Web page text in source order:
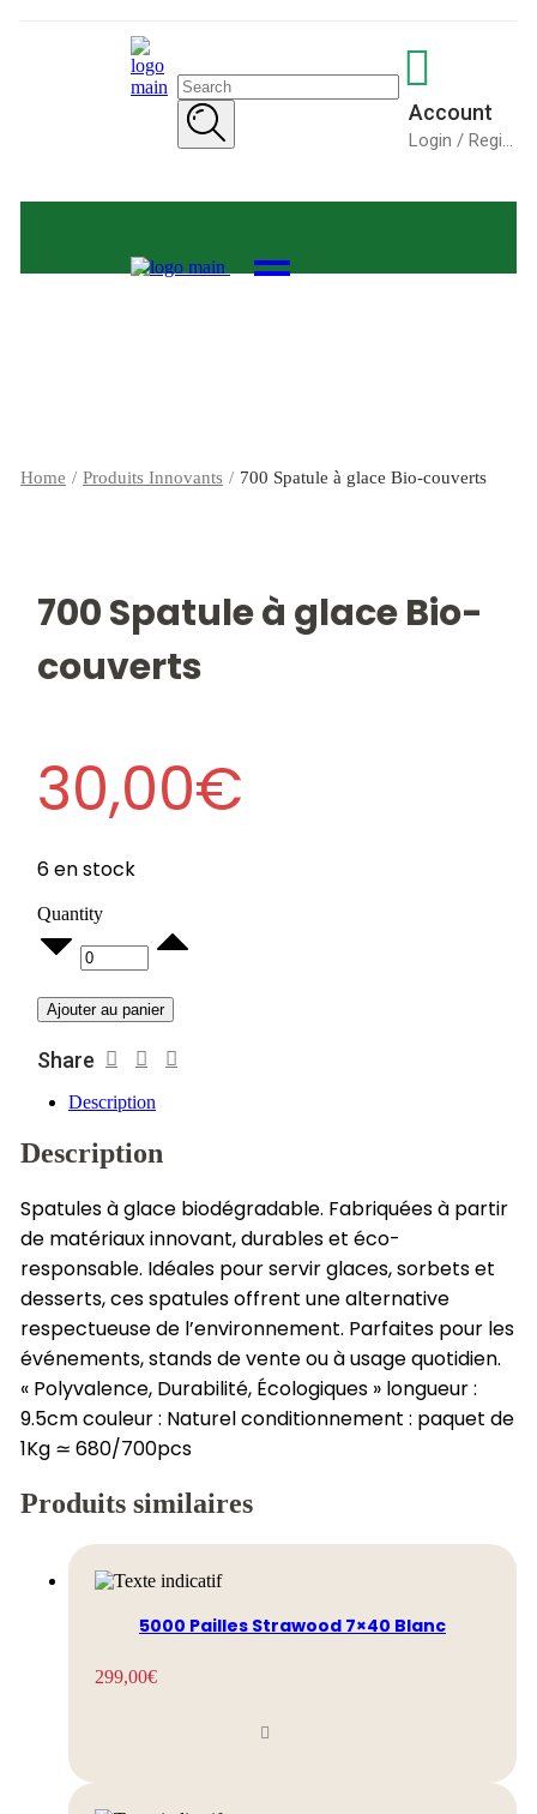
Search
for:
Account
Home Produits Innovants 700 Spatule à glace Bio-couverts
700 Spatule à glace Bio-
couverts
30,00€
6 en stock
Quantity
700
Spatule
glace
Bio-
quantity
Ajouter au panier
Share
Description
Description
Spatules à glace biodégradable. Fabriquées à partir
de matériaux innovant, durables et éco-
responsable. Idéales pour servir glaces, sorbets et
desserts, ces spatules offrent une alternative
respectueuse de l’environnement. Parfaites pour les
événements, stands de vente ou à usage quotidien.
« Polyvalence, Durabilité, Écologiques » longueur :
9.5cm couleur : Naturel conditionnement : paquet de
1Kg ≃ 680/700pcs
Produits similaires
5000 Pailles Strawood 7×40 Blanc
299,00€